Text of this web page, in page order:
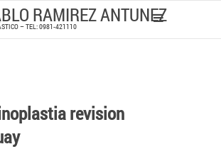
RAMIREZ ANTUNEZ
– TEL: 0981-421110
revision